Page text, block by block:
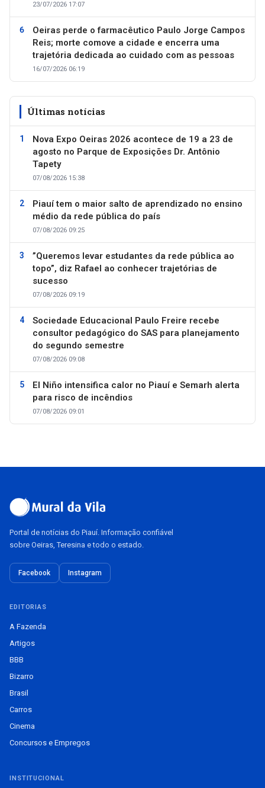
23/07/2026 17:07
Oeiras perde o farmacêutico Paulo Jorge Campos
Reis; morte comove a cidade e encerra uma
trajetória dedicada ao cuidado com as pessoas
16/07/2026 06:19
Últimas notícias
Nova Expo Oeiras 2026 acontece de 19 a 23 de
agosto no Parque de Exposições Dr. Antônio
Tapety
07/08/2026 15:38
Piauí tem o maior salto de aprendizado no ensino
médio da rede pública do país
07/08/2026 09:25
”Queremos levar estudantes da rede pública ao
topo”, diz Rafael ao conhecer trajetórias de
sucesso
07/08/2026 09:19
Sociedade Educacional Paulo Freire recebe
consultor pedagógico do SAS para planejamento
do segundo semestre
07/08/2026 09:08
El Niño intensifica calor no Piauí e Semarh alerta
para risco de incêndios
07/08/2026 09:01
Portal de notícias do Piauí. Informação confiável
sobre Oeiras, Teresina e todo o estado.
Facebook Instagram
EDITORIAS
A Fazenda
Artigos
BBB
Bizarro
Brasil
Carros
Cinema
Concursos e Empregos
INSTITUCIONAL